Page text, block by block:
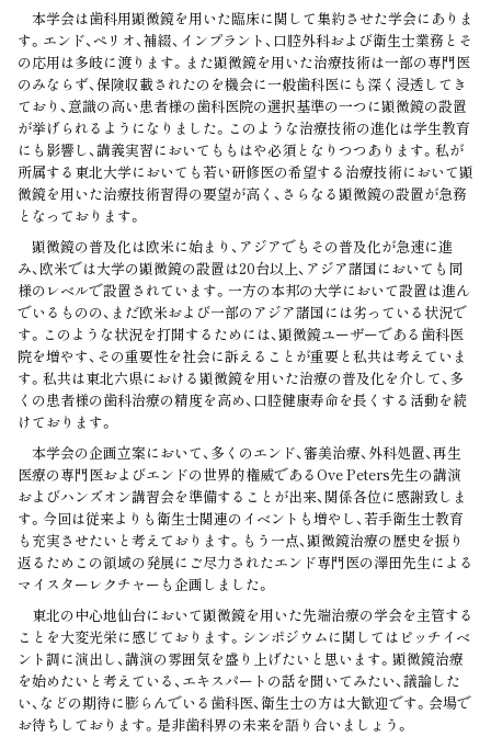
本学会は歯科用顕微鏡を用いた臨床に関して集約させた学会にありま
す。エンド、ペリオ、補綴、インプラント、口腔外科および衛生士業務とそ
の応用は多岐に渡ります。また顕微鏡を用いた治療技術は一部の専門医
のみならず、保険収載されたのを機会に一般歯科医にも深く浸透してき
ており、意識の高い患者様の歯科医院の選択基準の一つに顕微鏡の設置
が挙げられるようになりました。このような治療技術の進化は学生教育
にも影響し、講義実習においてももはや必須となりつつあります。私が
所属する東北大学においても若い研修医の希望する治療技術において顕
微鏡を用いた治療技術習得の要望が高く、さらなる顕微鏡の設置が急務
となっております。
顕微鏡の普及化は欧米に始まり、アジアでもその普及化が急速に進
み、欧米では大学の顕微鏡の設置は20台以上、アジア諸国においても同
様のレベルで設置されています。一方の本邦の大学において設置は進ん
でいるものの、まだ欧米および一部のアジア諸国には劣っている状況で
す。このような状況を打開するためには、顕微鏡ユーザーである歯科医
院を増やす、その重要性を社会に訴えることが重要と私共は考えていま
す。私共は東北六県における顕微鏡を用いた治療の普及化を介して、多
くの患者様の歯科治療の精度を高め、口腔健康寿命を長くする活動を続
けております。
本学会の企画立案において、多くのエンド、審美治療、外科処置、再生
医療の専門医およびエンドの世界的権威であるOve Peters先生の講演
およびハンズオン講習会を準備することが出来、関係各位に感謝致しま
す。今回は従来よりも衛生士関連のイベントも増やし、若手衛生士教育
も充実させたいと考えております。もう一点、顕微鏡治療の歴史を振り
返るためこの領域の発展にご尽力されたエンド専門医の澤田先生による
マイスターレクチャーも企画しました。
東北の中心地仙台において顕微鏡を用いた先端治療の学会を主管する
ことを大変光栄に感じております。シンポジウムに関してはピッチイベ
ント調に演出し、講演の雰囲気を盛り上げたいと思います。顕微鏡治療
を始めたいと考えている、エキスパートの話を聞いてみたい、議論した
い、などの期待に膨らんでいる歯科医、衛生士の方は大歓迎です。会場で
お待ちしております。是非歯科界の未来を語り合いましょう。